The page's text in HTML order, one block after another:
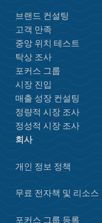
브랜드 컨설팅
고객 만족
중앙 위치 테스트
탁상 조사
포커스 그룹
시장 진입
매출 성장 컨설팅
정량적 시장 조사
정성적 시장 조사
회사
개인 정보 정책
무료 전자책 및 리소스
포커스 그룹 등록